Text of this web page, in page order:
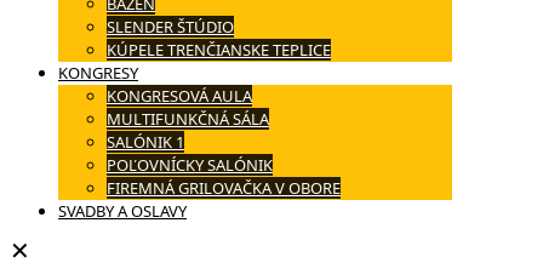
SLENDER ŠTÚDIO
KÚPELE TRENČIANSKE TEPLICE
KONGRESY
KONGRESOVÁ AULA
MULTIFUNKČNÁ SÁLA
SALÓNIK 1
POĽOVNÍCKY SALÓNIK
FIREMNÁ GRILOVAČKA V OBORE
SVADBY A OSLAVY
✕